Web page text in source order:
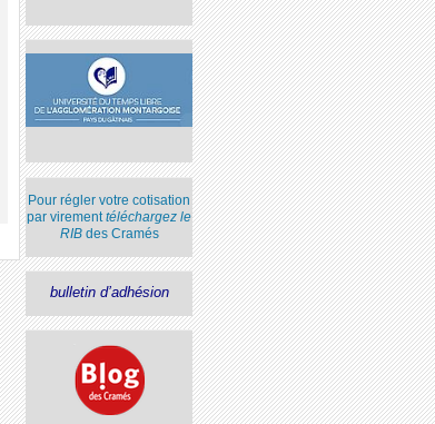
Pour régler votre cotisation
par virementtéléchargez le
RIBdes Cramés
bulletin d’adhésion